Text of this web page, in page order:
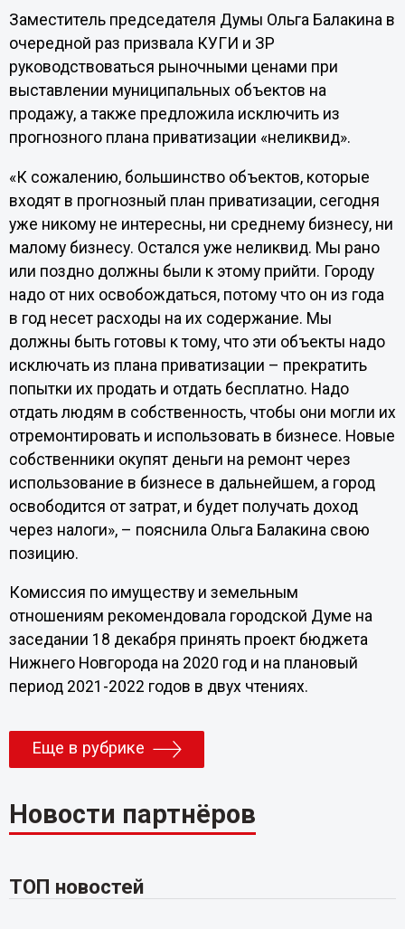
Заместитель председателя Думы Ольга Балакина в
очередной раз призвала КУГИ и ЗР
руководствоваться рыночными ценами при
выставлении муниципальных объектов на
продажу, а также предложила исключить из
прогнозного плана приватизации «неликвид».
«К сожалению, большинство объектов, которые
входят в прогнозный план приватизации, сегодня
уже никому не интересны, ни среднему бизнесу, ни
малому бизнесу. Остался уже неликвид. Мы рано
или поздно должны были к этому прийти. Городу
надо от них освобождаться, потому что он из года
в год несет расходы на их содержание. Мы
должны быть готовы к тому, что эти объекты надо
исключать из плана приватизации – прекратить
попытки их продать и отдать бесплатно. Надо
отдать людям в собственность, чтобы они могли их
отремонтировать и использовать в бизнесе. Новые
собственники окупят деньги на ремонт через
использование в бизнесе в дальнейшем, а город
освободится от затрат, и будет получать доход
через налоги», – пояснила Ольга Балакина свою
позицию.
Комиссия по имуществу и земельным
отношениям рекомендовала городской Думе на
заседании 18 декабря принять проект бюджета
Нижнего Новгорода на 2020 год и на плановый
период 2021-2022 годов в двух чтениях.
Еще в рубрике
Новости партнёров
ТОП новостей